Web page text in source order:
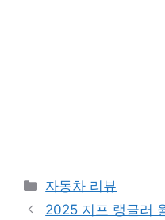
Categories
자동차 리뷰
2025 지프 랭글러